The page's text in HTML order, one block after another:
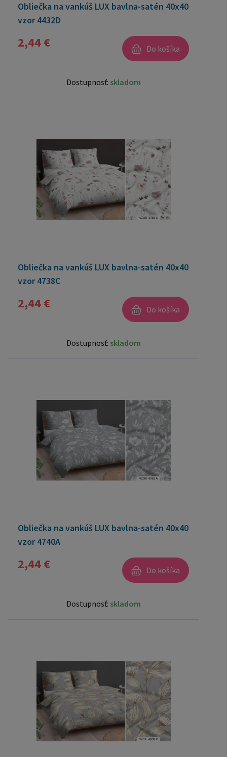
Obliečka na vankúš LUX bavlna-satén 40x40
vzor 4432D
2,44 € Do košíka
Dostupnosť: skladom
Obliečka na vankúš LUX bavlna-satén 40x40
vzor 4738C
2,44 € Do košíka
Dostupnosť: skladom
Obliečka na vankúš LUX bavlna-satén 40x40
vzor 4740A
2,44 € Do košíka
Dostupnosť: skladom